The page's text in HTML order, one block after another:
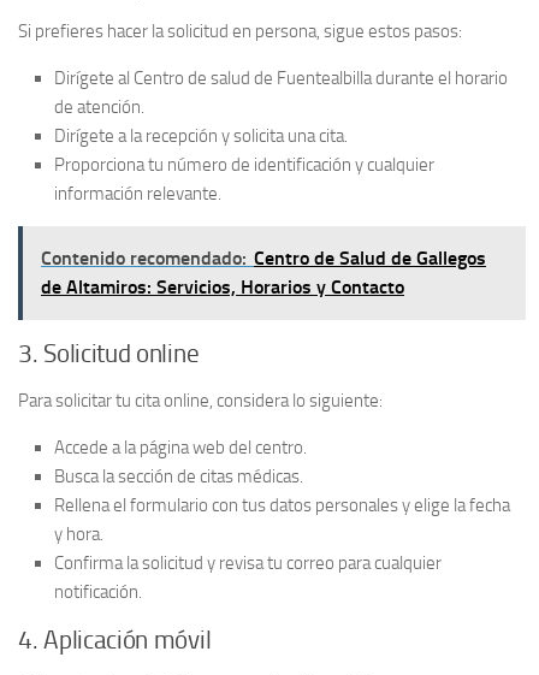
Si prefieres hacer la solicitud en persona, sigue estos pasos:
Dirígete al Centro de salud de Fuentealbilladurante el horario
de atención.
Dirígete a la recepción y solicita una cita.
Proporciona tu número de identificación y cualquier
información relevante.
Contenido recomendado: Centro de Salud de Gallegos
de Altamiros: Servicios, Horarios y Contacto
3. Solicitud online
Para solicitar tu cita online, considera lo siguiente:
Accede a lapágina web del centro.
Busca la sección de citas médicas.
Rellena el formulario con tus datos personales y elige la fecha
y hora.
Confirma la solicitud y revisa tu correo para cualquier
notificación.
4. Aplicación móvil